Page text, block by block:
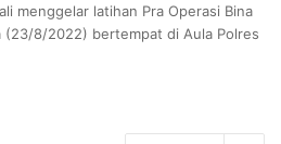
menggelar latihan Pra Operasi Bina
(23/8/2022) bertempat di Aula Polres